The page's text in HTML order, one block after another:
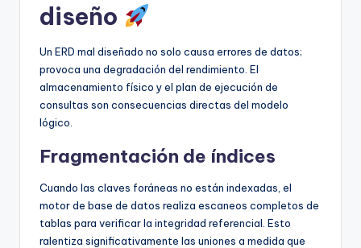
diseño
Un ERD mal diseñado no solo causa errores de datos;
provoca una degradación del rendimiento. El
almacenamiento físico y el plan de ejecución de
consultas son consecuencias directas del modelo
lógico.
Fragmentación de índices
Cuando las claves foráneas no están indexadas, el
motor de base de datos realiza escaneos completos de
tablas para verificar la integridad referencial. Esto
ralentiza significativamente las uniones a medida que